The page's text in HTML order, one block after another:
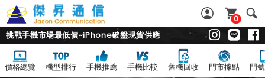
0
挑戰手機市場最低價~iPhone破盤現貨供應
價格總覽 機型排行 手機推薦 手機比較 舊機回收 門市據點 門